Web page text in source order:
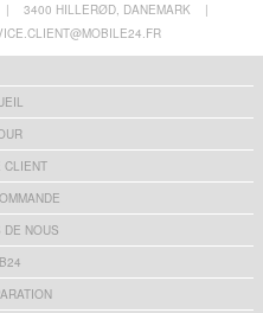
| 3400 HILLERØD, DANEMARK
|
CLIENT
NOUS